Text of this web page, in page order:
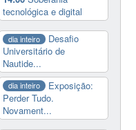
tecnológica e digital
dia inteiro
Desafio
Universitário de
Nautide...
dia inteiro
Exposição:
Perder Tudo.
Novament...